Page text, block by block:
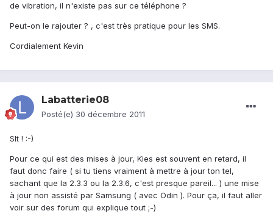
de vibration, il n'existe pas sur ce téléphone ?
Peut-on le rajouter ? , c'est très pratique pour les SMS.
Cordialement Kevin
Labatterie08
Posté(e) 30 décembre 2011
Slt ! :-)
Pour ce qui est des mises à jour, Kies est souvent en retard, il
faut donc faire ( si tu tiens vraiment à mettre à jour ton tel,
sachant que la 2.3.3 ou la 2.3.6, c'est presque pareil... ) une mise
à jour non assisté par Samsung ( avec Odin ). Pour ça, il faut aller
voir sur des forum qui explique tout ;-)